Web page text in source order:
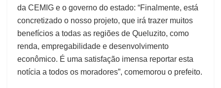
da CEMIG e o governo do estado: “Finalmente, está
concretizado o nosso projeto, que irá trazer muitos
benefícios a todas as regiões de Queluzito, como
renda, empregabilidade e desenvolvimento
econômico. É uma satisfação imensa reportar esta
notícia a todos os moradores”, comemorou o prefeito.